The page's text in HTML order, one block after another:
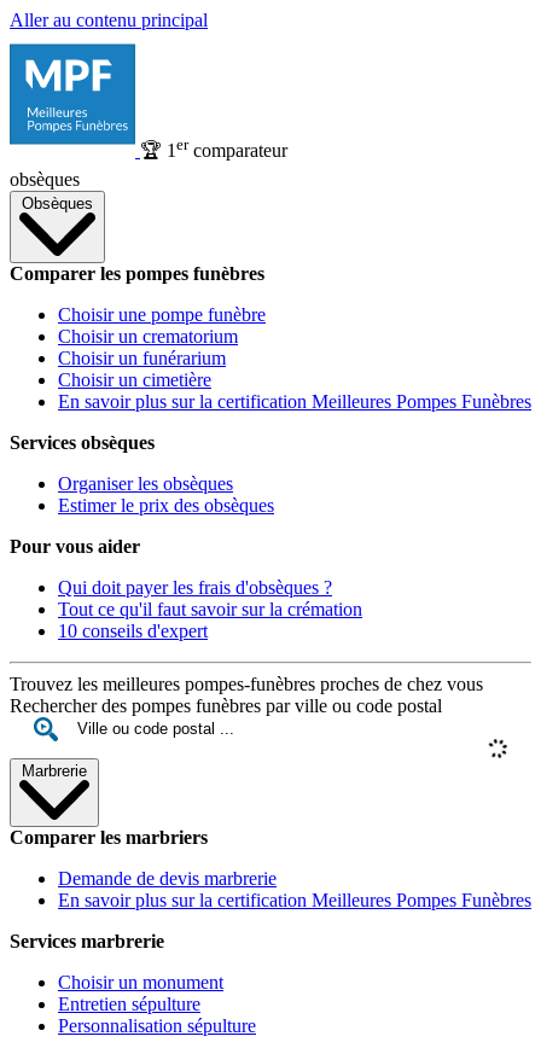
Aller au contenu principal
🏆 1 ercomparateur
obsèques
Obsèques
Comparer les pompes funèbres
Choisir une pompe funèbre
Choisir un crematorium
Choisir un funérarium
Choisir un cimetière
En savoir plus sur la certification Meilleures Pompes Funèbres
Services obsèques
Organiser les obsèques
Estimer le prix des obsèques
Pour vous aider
Qui doit payer les frais d'obsèques ?
Tout ce qu'il faut savoir sur la crémation
10 conseils d'expert
Trouvez les meilleures pompes-funèbres proches de chez vous
Rechercher des pompes funèbres par ville ou code postal
Marbrerie
Comparer les marbriers
Demande de devis marbrerie
En savoir plus sur la certification Meilleures Pompes Funèbres
Services marbrerie
Choisir un monument
Entretien sépulture
Personnalisation sépulture